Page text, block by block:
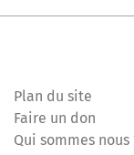
Plan du site
Faire un don
Qui sommes nous